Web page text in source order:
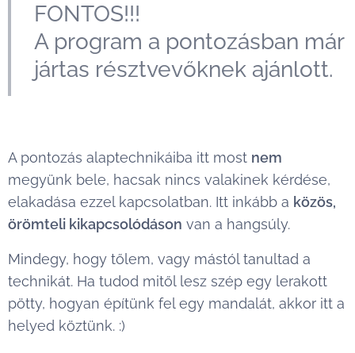
FONTOS!!!
A program a pontozásban már
jártas résztvevőknek ajánlott.
A pontozás alaptechnikáiba itt most nem
megyünk bele, hacsak nincs valakinek kérdése,
elakadása ezzel kapcsolatban. Itt inkább a közös,
örömteli kikapcsolódáson van a hangsúly.
Mindegy, hogy tőlem, vagy mástól tanultad a
technikát. Ha tudod mitől lesz szép egy lerakott
pötty, hogyan építünk fel egy mandalát, akkor itt a
helyed köztünk. :)